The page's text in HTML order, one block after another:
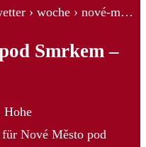
› woche › nové-m…
Smrkem –
Hohe
Nové Město pod